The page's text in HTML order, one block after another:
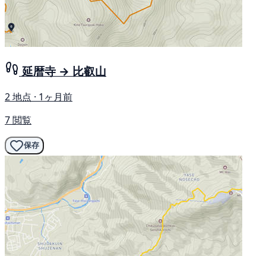
延暦寺 → 比叡山
2 地点 · 1ヶ月前
7 閲覧
保存